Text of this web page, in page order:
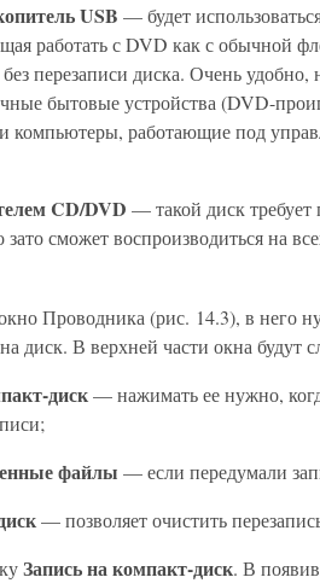
USB — будет
работать с DVD как с обычной
перезаписи диска. Очень удобно,
бытовые устройства (DVD-
компьютеры, работающие под
CD/DVD — такой диск требует
сможет воспроизводиться на
Проводника (рис. 14.3), в него
на диск. В верхней части окна
диск— нажимать ее нужно,
файлы — если передумали
— позволяет очистить
Запись на компакт-диск. В